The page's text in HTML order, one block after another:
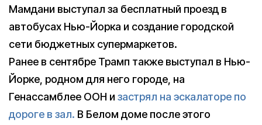
Мамдани выступал за бесплатный проезд в
автобусах Нью-Йорка и создание городской
сети бюджетных супермаркетов.
Ранее в сентябре Трамп также выступал в Нью-
Йорке, родном для него городе, на
Генассамблее ООН и застрял на эскалаторе по
дороге в зал. В Белом доме после этого